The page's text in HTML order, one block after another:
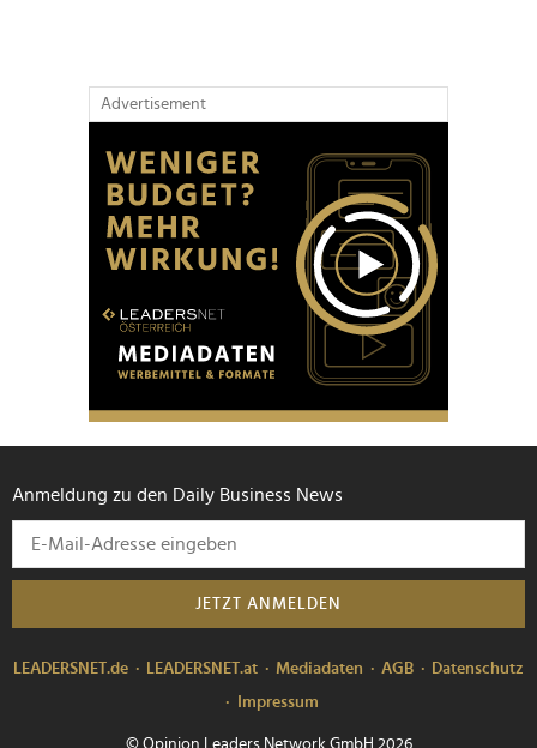
Advertisement
Anmeldung zu den Daily Business News
JETZT ANMELDEN
LEADERSNET.de LEADERSNET.at Mediadaten AGB
Datenschutz
Impressum